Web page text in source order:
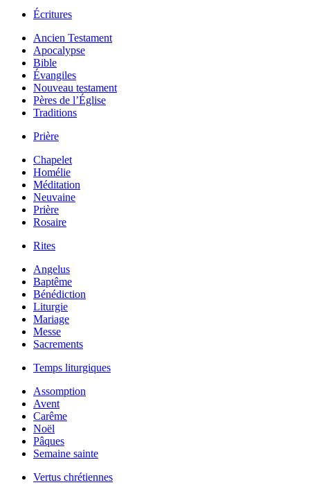
Écritures
Ancien Testament
Apocalypse
Bible
Évangiles
Nouveau testament
Pères de l’Église
Traditions
Prière
Chapelet
Homélie
Méditation
Neuvaine
Prière
Rosaire
Rites
Angelus
Baptême
Bénédiction
Liturgie
Mariage
Messe
Sacrements
Temps liturgiques
Assomption
Avent
Carême
Noël
Pâques
Semaine sainte
Vertus chrétiennes